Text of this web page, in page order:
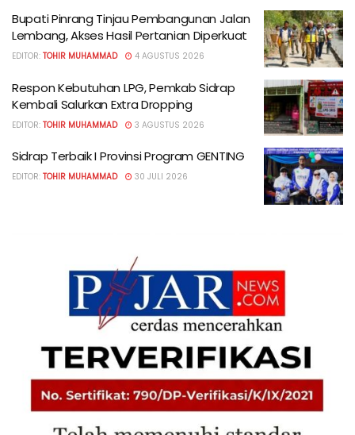
Bupati Pinrang Tinjau Pembangunan Jalan
Lembang, Akses Hasil Pertanian Diperkuat
EDITOR: TOHIR MUHAMMAD 4 AGUSTUS 2026
Respon Kebutuhan LPG, Pemkab Sidrap
Kembali Salurkan Extra Dropping
EDITOR: TOHIR MUHAMMAD 3 AGUSTUS 2026
Sidrap Terbaik I Provinsi Program GENTING
EDITOR: TOHIR MUHAMMAD 30 JULI 2026